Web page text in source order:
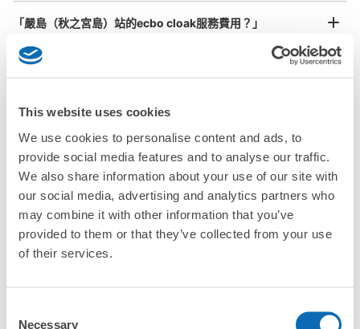
This website uses cookies
We use cookies to personalise content and ads, to
provide social media features and to analyse our traffic.
We also share information about your use of our site with
our social media, advertising and analytics partners who
may combine it with other information that you’ve
provided to them or that they’ve collected from your use
of their services.
Necessary
即完成寄存手續
我們與許多地點方便的車站內店舖以及24小時營業的店鋪合作。
「嚴島（秋之宮島）站的ecbo cloak服務費用？」
「行李會不會不見或被偷？」
「有無法接受寄存的物品嗎？」
「取回行李時，該怎麼做呢？」
「行李會保管在哪裡呢？」
「嚴島（秋之宮島）站有可以寄放嬰兒車、大型運動用品、樂
器的地方嗎？」